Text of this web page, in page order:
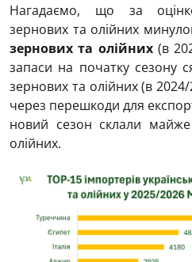
Нагадаємо, що за
зернових та олійних
зернових та олійних(в
запаси на початку сезону
зернових та олійних (в
через перешкоди для
новий сезон склали
олійних.